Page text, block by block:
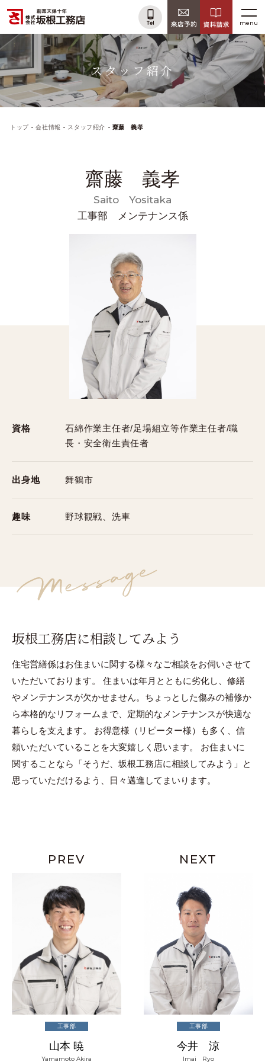
menu
スタッフ紹介
トップ 会社情報 スタッフ紹介 齋藤 義孝
齋藤 義孝
Saito Yositaka
工事部 メンテナンス係
資格
石綿作業主任者/足場組立等作業主任者/職
長・安全衛生責任者
出身地 舞鶴市
趣味 野球観戦、洗車
坂根工務店に相談してみよう
住宅営繕係はお住まいに関する様々なご相談をお伺いさせて
いただいております。 住まいは年月とともに劣化し、修繕
やメンテナンスが欠かせません。ちょっとした傷みの補修か
ら本格的なリフォームまで、定期的なメンテナンスが快適な
暮らしを支えます。 お得意様（リピーター様）も多く、信
頼いただいていることを大変嬉しく思います。 お住まいに
関することなら「そうだ、坂根工務店に相談してみよう」と
思っていただけるよう、日々邁進してまいります。
PREV
工事部
山本 暁
Yamamoto Akira
NEXT
工事部
今井 涼
Imai Ryo